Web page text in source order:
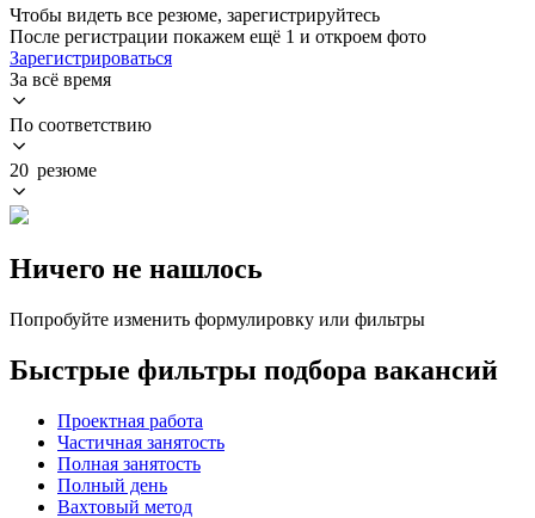
Чтобы видеть все резюме, зарегистрируйтесь
После регистрации покажем ещё 1 и откроем фото
Зарегистрироваться
За всё время
По соответствию
20 резюме
Ничего не нашлось
Попробуйте изменить формулировку или фильтры
Быстрые фильтры подбора вакансий
Проектная работа
Частичная занятость
Полная занятость
Полный день
Вахтовый метод